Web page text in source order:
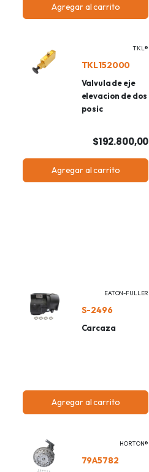
Agregar al carrito
TKL®
TKL152000
Valvula de eje
elevacion de dos
posic
$192.800,00
Agregar al carrito
EATON-FULLER
S-2496
Carcaza
Agregar al carrito
HORTON®
79A5782